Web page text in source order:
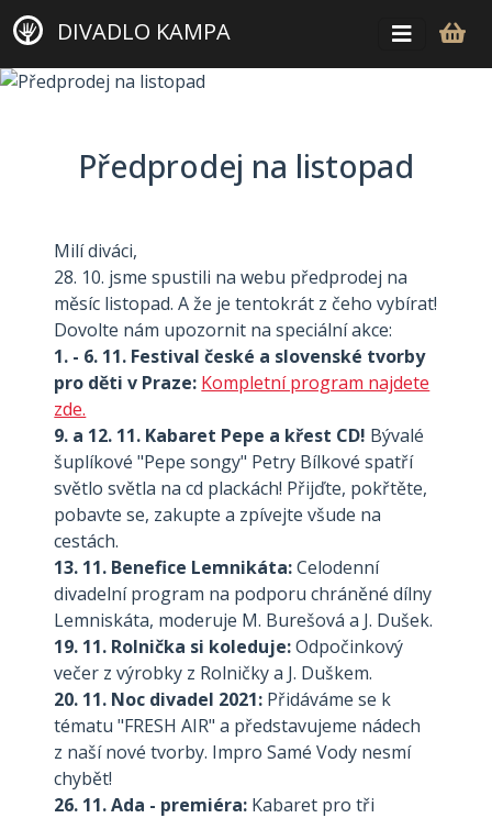
DIVADLO KAMPA
Předprodej na listopad
Milí diváci,
28. 10. jsme spustili na webu předprodej na
měsíc listopad. A že je tentokrát z čeho vybírat!
Dovolte nám upozornit na speciální akce:
1. - 6. 11. Festival české a slovenské tvorby
pro děti v Praze: Kompletní program najdete
zde.
9. a 12. 11. Kabaret Pepe a křest CD! Bývalé
šuplíkové "Pepe songy" Petry Bílkové spatří
světlo světla na cd plackách! Přijďte, pokřtěte,
pobavte se, zakupte a zpívejte všude na
cestách.
13. 11. Benefice Lemnikáta:Celodenní
divadelní program na podporu chráněné dílny
Lemniskáta, moderuje M. Burešová a J. Dušek.
19. 11. Rolnička si koleduje:Odpočinkový
večer z výrobky z Rolničky a J. Duškem.
20. 11. Noc divadel 2021: Přidáváme se k
tématu "FRESH AIR" a představujeme nádech
z naší nové tvorby. Impro Samé Vody nesmí
chybět!
26. 11. Ada - premiéra: Kabaret pro tři